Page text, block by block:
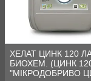
ХЕЛАТ ЦИНК 120
БИОХЕМ. (ЦИНК
"МІКРОДОБРИВО